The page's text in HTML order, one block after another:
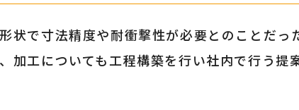
状で寸法精度や耐衝撃性が必要とのことだっ
加工についても工程構築を行い社内で行う提